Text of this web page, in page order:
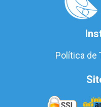
Política de